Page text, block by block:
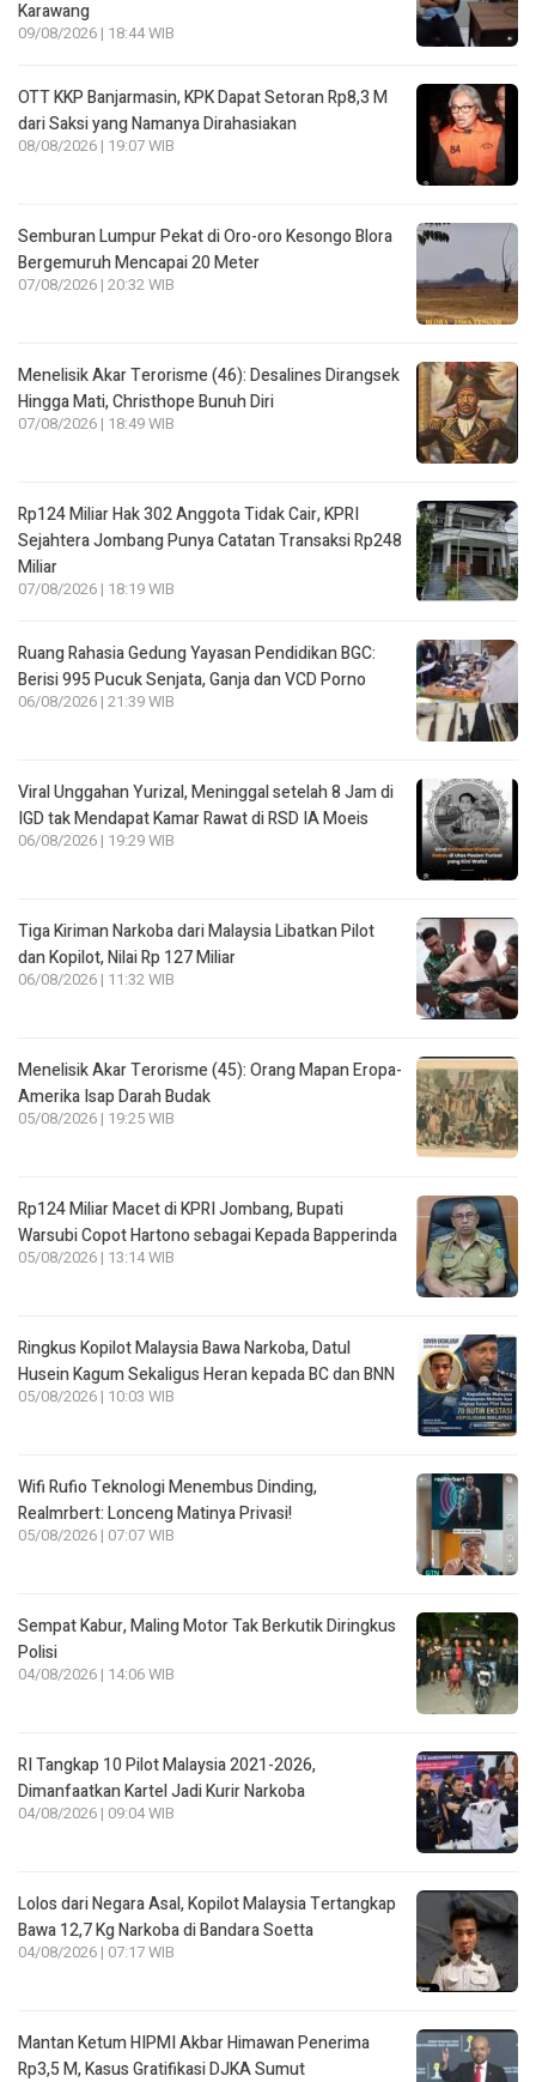
Karawang
09/08/2026 | 18:44 WIB
OTT KKP Banjarmasin, KPK Dapat Setoran Rp8,3 M
dari Saksi yang Namanya Dirahasiakan
08/08/2026 | 19:07 WIB
Semburan Lumpur Pekat di Oro-oro Kesongo Blora
Bergemuruh Mencapai 20 Meter
07/08/2026 | 20:32 WIB
Menelisik Akar Terorisme (46): Desalines Dirangsek
Hingga Mati, Christhope Bunuh Diri
07/08/2026 | 18:49 WIB
Rp124 Miliar Hak 302 Anggota Tidak Cair, KPRI
Sejahtera Jombang Punya Catatan Transaksi Rp248
Miliar
07/08/2026 | 18:19 WIB
Ruang Rahasia Gedung Yayasan Pendidikan BGC:
Berisi 995 Pucuk Senjata, Ganja dan VCD Porno
06/08/2026 | 21:39 WIB
Viral Unggahan Yurizal, Meninggal setelah 8 Jam di
IGD tak Mendapat Kamar Rawat di RSD IA Moeis
06/08/2026 | 19:29 WIB
Tiga Kiriman Narkoba dari Malaysia Libatkan Pilot
dan Kopilot, Nilai Rp 127 Miliar
06/08/2026 | 11:32 WIB
Menelisik Akar Terorisme (45): Orang Mapan Eropa-
Amerika Isap Darah Budak
05/08/2026 | 19:25 WIB
Rp124 Miliar Macet di KPRI Jombang, Bupati
Warsubi Copot Hartono sebagai Kepada Bapperinda
05/08/2026 | 13:14 WIB
Ringkus Kopilot Malaysia Bawa Narkoba, Datul
Husein Kagum Sekaligus Heran kepada BC dan BNN
05/08/2026 | 10:03 WIB
Wifi Rufio Teknologi Menembus Dinding,
Realmrbert: Lonceng Matinya Privasi!
05/08/2026 | 07:07 WIB
Sempat Kabur, Maling Motor Tak Berkutik Diringkus
Polisi
04/08/2026 | 14:06 WIB
RI Tangkap 10 Pilot Malaysia 2021-2026,
Dimanfaatkan Kartel Jadi Kurir Narkoba
04/08/2026 | 09:04 WIB
Lolos dari Negara Asal, Kopilot Malaysia Tertangkap
Bawa 12,7 Kg Narkoba di Bandara Soetta
04/08/2026 | 07:17 WIB
Mantan Ketum HIPMI Akbar Himawan Penerima
Rp3,5 M, Kasus Gratifikasi DJKA Sumut